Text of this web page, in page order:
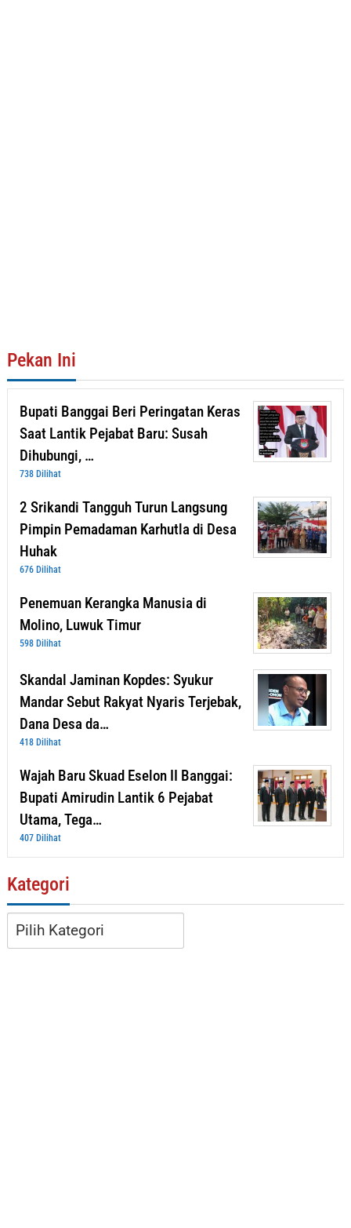
Pekan Ini
Bupati Banggai Beri Peringatan Keras
Saat Lantik Pejabat Baru: Susah
Dihubungi, …
738 Dilihat
2 Srikandi Tangguh Turun Langsung
Pimpin Pemadaman Karhutla di Desa
Huhak
676 Dilihat
Penemuan Kerangka Manusia di
Molino, Luwuk Timur
598 Dilihat
Skandal Jaminan Kopdes: Syukur
Mandar Sebut Rakyat Nyaris Terjebak,
Dana Desa da…
418 Dilihat
Wajah Baru Skuad Eselon II Banggai:
Bupati Amirudin Lantik 6 Pejabat
Utama, Tega…
407 Dilihat
Kategori
Kategori